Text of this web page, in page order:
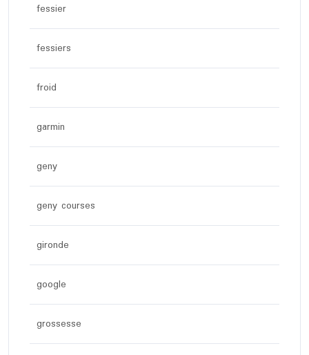
fessier
fessiers
froid
garmin
geny
geny courses
gironde
google
grossesse